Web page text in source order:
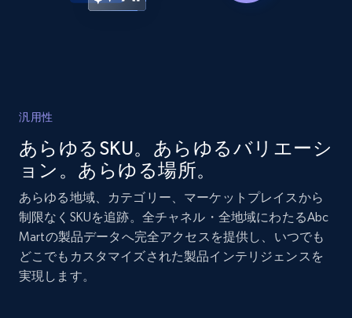
Amazon products global dataset - Collects
Amazon products global dataset - Collect
Amazon products by seller URL
Title, Seller name, Brand, Description, Initial
price, Currency, Availability, Reviews count, and
汎用性
あらゆるSKU。あらゆるバリエーシ
ョン。あらゆる場所。
あらゆる地域、カテゴリー、マーケットプレイスから
制限なくSKUを追跡。全チャネル・全地域にわたるAbc
Martの製品データへ完全アクセスを提供し、いつでも
どこでもカスタマイズされた製品インテリジェンスを
実現します。